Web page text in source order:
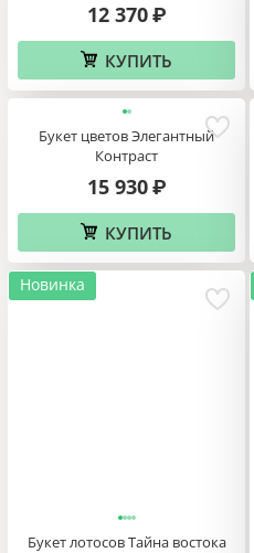
12 370 ₽
КУПИТЬ
Букет цветов Элегантный
Контраст
15 930 ₽
КУПИТЬ
Новинка
Букет лотосов Тайна востока